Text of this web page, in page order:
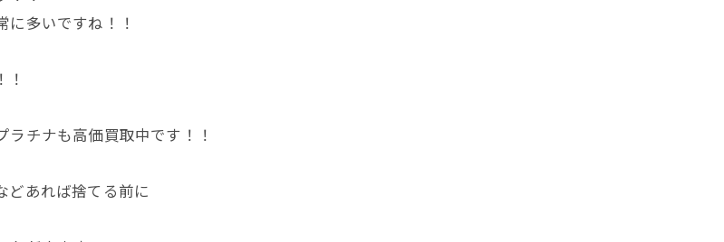
多いですね！！
チナも高価買取中です！！
どあれば捨てる前に